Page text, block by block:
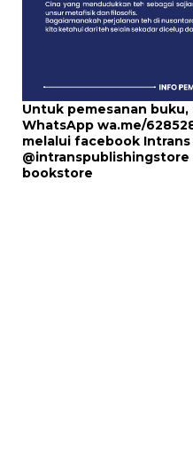
Untuk pemesanan
WhatsApp wa.me/
melalui facebook
@intranspublishingstore
bookstore